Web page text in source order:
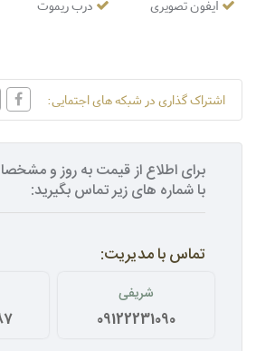
درب ریموت
آیفون تصویری
اشتراک گذاری در شبکه های اجتمایی:
برای اطلاع از قیمت به روز و
با شماره های زیر تماس بگیرید:
تماس با مدیریت:
شریفی
09122231090